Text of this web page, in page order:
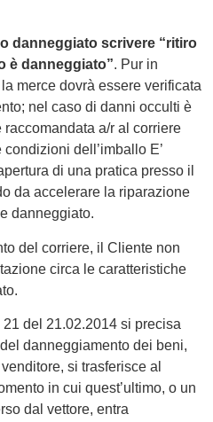
danneggiato scrivere “ritiro
è danneggiato”. Pur in
merce dovrà essere verificata
nel caso di danni occulti è
a/r al corriere
dell’imballo E’
di una pratica presso il
da accelerare la riparazione
danneggiato.
del corriere, il Cliente non
circa le caratteristiche
del 21.02.2014 si precisa
danneggiamento dei beni,
si trasferisce al
in cui quest’ultimo, o un
dal vettore, entra